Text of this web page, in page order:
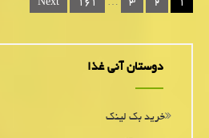
navigation
۲ ۳ … ۱۶۱ Next
دوستان آنی غذا
خرید بک لینک